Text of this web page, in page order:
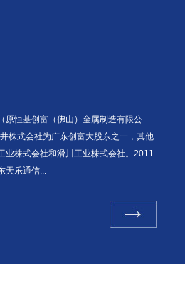
原恒基创富（佛山）金属制造有限公
株式会社为广东创富大股东之一，其他
业株式会社和滑川工业株式会社。2011
天乐通信...